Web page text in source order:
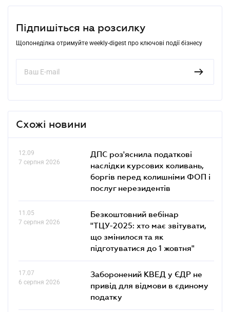
Підпишіться на розсилку
Щопонеділка отримуйте weekly-digest про ключові події бізнесу
Схожі новини
12.09
7 серпня 2026
ДПС роз'яснила податкові
наслідки курсових коливань,
боргів перед колишніми ФОП і
послуг нерезидентів
11.05
7 серпня 2026
Безкоштовний вебінар
"ТЦУ-2025: хто має звітувати,
що змінилося та як
підготуватися до 1 жовтня"
17.07
6 серпня 2026
Заборонений КВЕД у ЄДР не
привід для відмови в єдиному
податку